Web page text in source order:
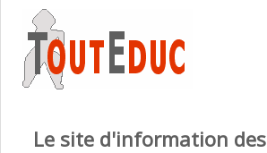
Le site d'information des